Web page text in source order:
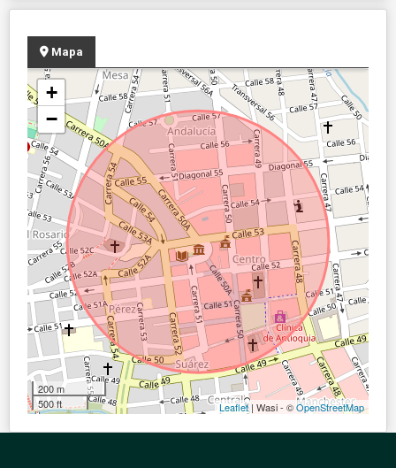
Mapa
+
−
200 m
500 ft
Leaflet| Wasi - ©OpenStreetMap